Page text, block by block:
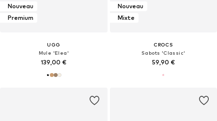
Nouveau
Premium
UGG
Mule 'Elea'
139,00 €
Nouveau
Mixte
CROCS
Sabots 'Classic'
59,90 €